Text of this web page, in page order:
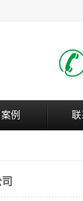
例 联